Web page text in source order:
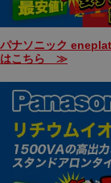
パナソニック
はこちら ≫